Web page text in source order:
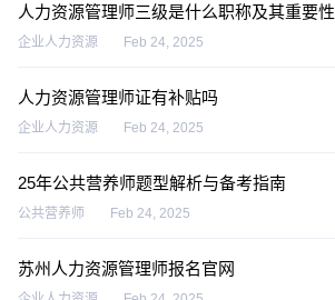
人力资源管理师三级是什么职称及其重要性
企业人力资源 Feb 24, 2025
人力资源管理师证有补贴吗
企业人力资源 Feb 24, 2025
25年公共营养师题型解析与备考指南
公共营养师 Feb 24, 2025
苏州人力资源管理师报名官网